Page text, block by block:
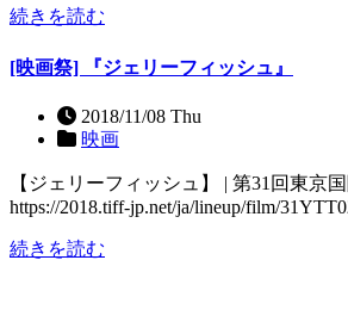
続きを読む
[映画祭] 『ジェリーフィッシュ』
2018/11/08 Thu
映画
【ジェリーフィッシュ】 | 第31回東京
https://2018.tiff-jp.net/ja/lineup/film/
続きを読む